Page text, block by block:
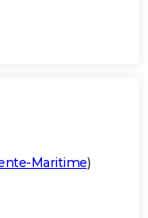
Maritime)